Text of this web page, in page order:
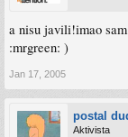
a nisu javili!imao
:mrgreen: )
Jan 17, 2005
postal
Aktivista